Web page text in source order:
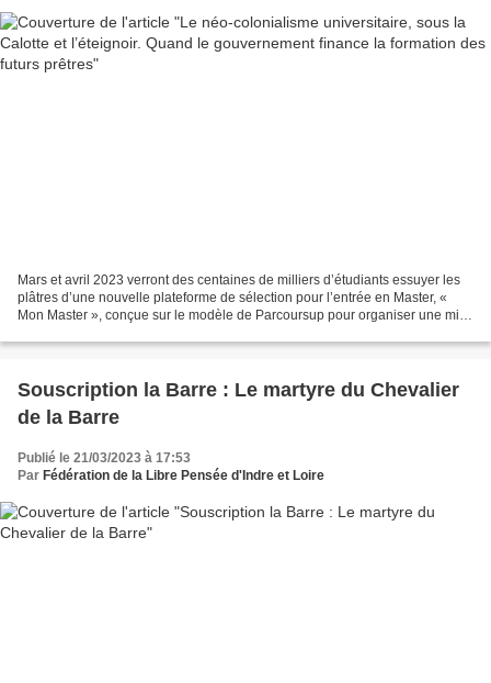
Mars et avril 2023 verront des centaines de milliers d’étudiants essuyer les
plâtres d’une nouvelle plateforme de sélection pour l’entrée en Master, «
Mon Master », conçue sur le modèle de Parcoursup pour organiser une mise
Souscription la Barre : Le martyre du Chevalier
de la Barre
Publié le 21/03/2023 à 17:53
Par Fédération de la Libre Pensée d'Indre et Loire